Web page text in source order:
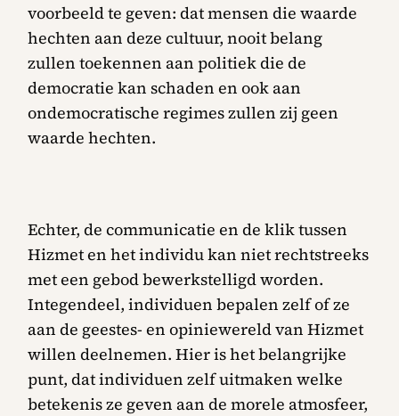
voorbeeld te geven: dat mensen die waarde
hechten aan deze cultuur, nooit belang
zullen toekennen aan politiek die de
democratie kan schaden en ook aan
ondemocratische regimes zullen zij geen
waarde hechten.
Echter, de communicatie en de klik tussen
Hizmet en het individu kan niet rechtstreeks
met een gebod bewerkstelligd worden.
Integendeel, individuen bepalen zelf of ze
aan de geestes- en opiniewereld van Hizmet
willen deelnemen. Hier is het belangrijke
punt, dat individuen zelf uitmaken welke
betekenis ze geven aan de morele atmosfeer,